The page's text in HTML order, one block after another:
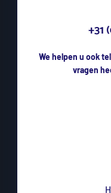
+31
We helpen u ook
vragen